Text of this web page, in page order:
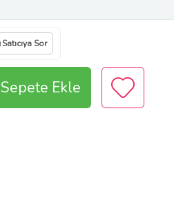
Satıcıya Sor
Sepete Ekle